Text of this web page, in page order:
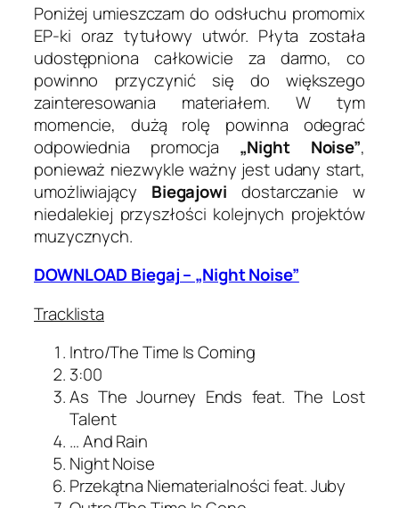
Poniżej umieszczam do odsłuchu promomix
EP-ki oraz tytułowy utwór. Płyta została
udostępniona całkowicie za darmo, co
powinno przyczynić się do większego
zainteresowania materiałem. W tym
momencie, dużą rolę powinna odegrać
odpowiednia promocja „Night Noise”,
ponieważ niezwykle ważny jest udany start,
umożliwiający Biegajowi dostarczanie w
niedalekiej przyszłości kolejnych projektów
muzycznych.
DOWNLOAD Biegaj – „Night Noise”
Tracklista
Intro/The Time Is Coming
3:00
As The Journey Ends feat. The Lost
Talent
… And Rain
Night Noise
Przekątna Niematerialności feat. Juby